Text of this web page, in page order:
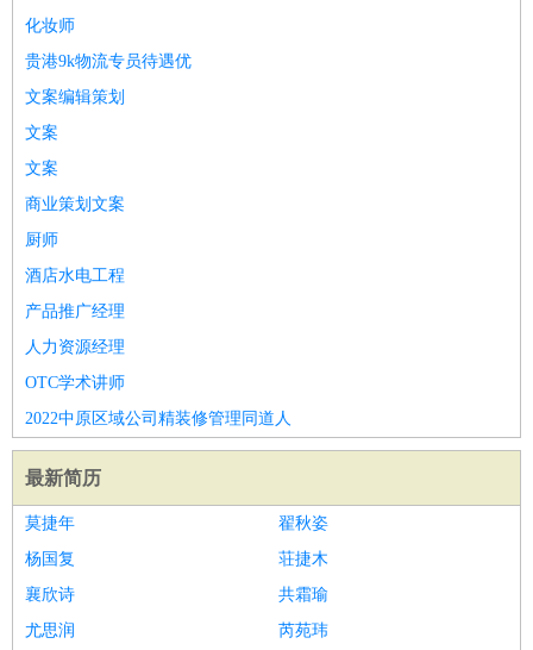
化妆师
贵港9k物流专员待遇优
文案编辑策划
文案
文案
商业策划文案
厨师
酒店水电工程
产品推广经理
人力资源经理
OTC学术讲师
2022中原区域公司精装修管理同道人
最新简历
莫捷年
翟秋姿
杨国复
荘捷木
襄欣诗
共霜瑜
尤思润
芮苑玮